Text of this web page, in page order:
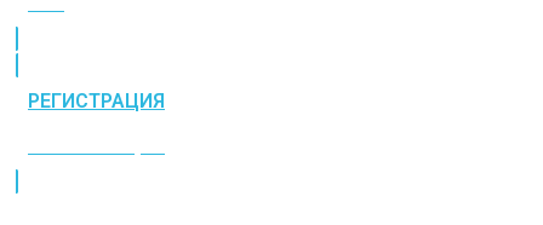
РЕГИСТРАЦИЯ